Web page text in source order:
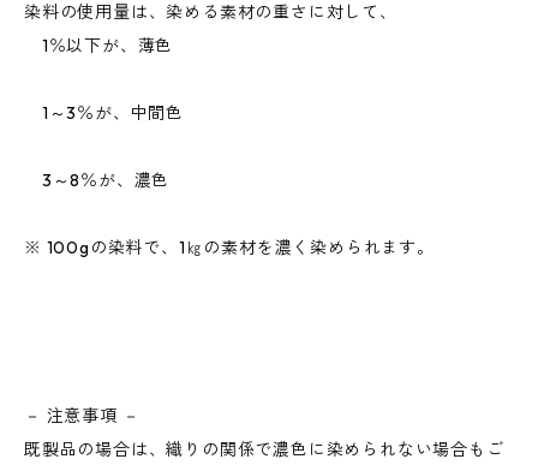
染料の使用量は、染める素材の重さに対して、
1％以下が、薄色
1～3％が、中間色
3～8％が、濃色
※ 100gの染料で、1㎏の素材を濃く染められます。
－ 注意事項 －
既製品の場合は、織りの関係で濃色に染められない場合もご